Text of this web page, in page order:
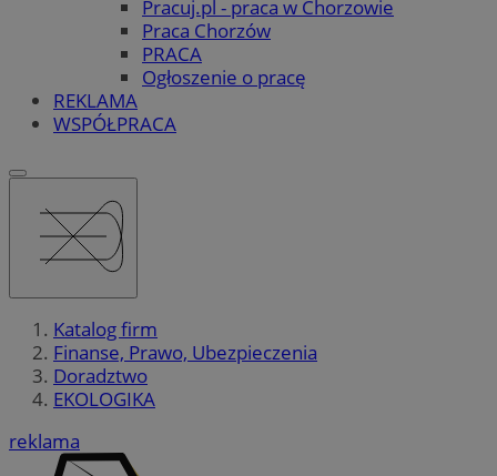
Pracuj.pl - praca w Chorzowie
Praca Chorzów
PRACA
Ogłoszenie o pracę
REKLAMA
WSPÓŁPRACA
Katalog firm
Finanse, Prawo, Ubezpieczenia
Doradztwo
EKOLOGIKA
reklama